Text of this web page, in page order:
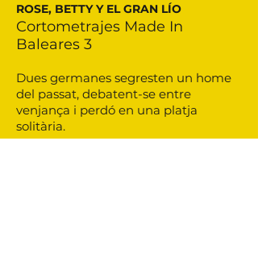
ROSE, BETTY Y EL GRAN LÍO
Cortometrajes Made In
Baleares 3
Dues germanes segresten un home
del passat, debatent-se entre
venjança i perdó en una platja
solitària.